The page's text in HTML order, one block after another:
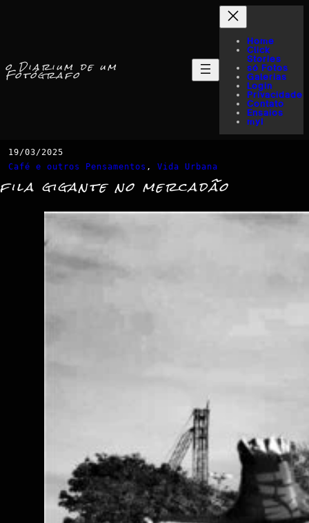
o Diarium de um
Fotógrafo
Home
Click
Stories
só Fotos
Galerias
Login
Privacidade
Contato
Ensaios
myI
19/03/2025
Café e outros Pensamentos , Vida Urbana
fila gigante no mercadão